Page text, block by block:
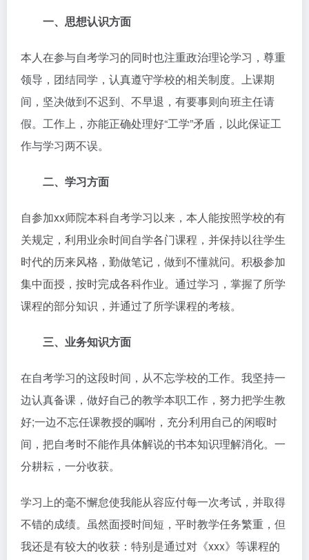
一、思想认识方面
本人在参与自考学习的同时也注重政治理论学习，尊重
领导，团结同学，认真遵守学校的相关制度。上课期
间，坚决做到不迟到、不早退，有要事则向班主任请
假。工作上，亦能正确处理好“工学”矛盾，以此保证工
作与学习两不误。
二、学习方面
自参加xx师院本科自考学习以来，本人能按照学校的有
关规定，利用业余时间自学各门课程，并保持以往学生
时代的历来风格，勤做笔记，做到不懂就问。积极参加
集中面授，按时完成各科作业。通过学习，掌握了所学
课程的部分知识，并通过了所学课程的考核。
三、业务知识方面
在自考学习的这段时间，从不忘学校的工作。我坚持一
边认真备课，做好自己的教学本职工作，努力把学生教
好;一边不忘任课教授的嘱咐，充分利用自己的闲暇时
间，把自考时不能作具体解说的书本知识理解消化。一
分耕耘，一分收获。
学习上的毫不懈怠使我能从容应付每一次考试，并取得
不错的成绩。虽然面授时间短，平时教学任务繁重，但
我还是有较大的收获：特别是通过对《xxx》等课程的